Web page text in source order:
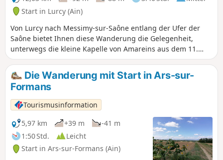
Start in Lurcy (Ain)
Von Lurcy nach Messimy-sur-Saône entlang der Ufer der
Saône bietet Ihnen diese Wanderung die Gelegenheit,
unterwegs die kleine Kapelle von Amareins aus dem 11.
Jahrhundert zu entdecken.
Die Wanderung mit Start in Ars-sur-
Formans
Tourismusinformation
5,97 km
+39 m
-41 m
1:50 Std.
Leicht
Start in Ars-sur-Formans (Ain)